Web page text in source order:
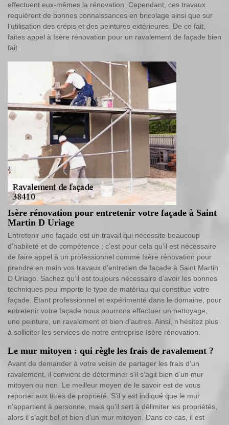
effectuent eux-mêmes la rénovation. Cependant, ces travaux
requièrent de bonnes connaissances en bricolage ainsi que sur
l’utilisation des crépis et des peintures extérieures. De ce fait,
faites appel à Isère rénovation pour un ravalement de façade bien
fait.
Isère rénovation pour entretenir votre façade à Saint
Martin D Uriage
Entretenir une façade est un travail qui nécessite beaucoup
d’habileté et de compétence ; c’est pour cela qu’il est nécessaire
de faire appel à un professionnel comme Isère rénovation pour
prendre en main vos travaux d’entretien de façade à Saint Martin
D Uriage. Sachez qu’il est toujours nécessaire d’avoir les bonnes
techniques peu importe le type de matériau qui constitue votre
façade. Etant professionnel et expérimenté dans le domaine, pour
entretenir votre façade nous pourrons effectuer un nettoyage,
une peinture, un ravalement et bien d’autres. Ainsi, n’hésitez plus
à solliciter les services de notre entreprise Isère rénovation.
Le mur mitoyen : qui règle les frais de ravalement ?
Avant de demander à votre voisin de partager les frais d’un
ravalement, il convient de déterminer s’il s’agit bien d’un mur
mitoyen ou non. Le meilleur moyen de le savoir est de vous
reporter aux titres de propriété. S’il y est indiqué que le mur
n’appartient à personne, mais qu’il sert à délimiter les propriétés,
alors il s’agit bel et bien d’un mur mitoyen. Dans ce cas, il est